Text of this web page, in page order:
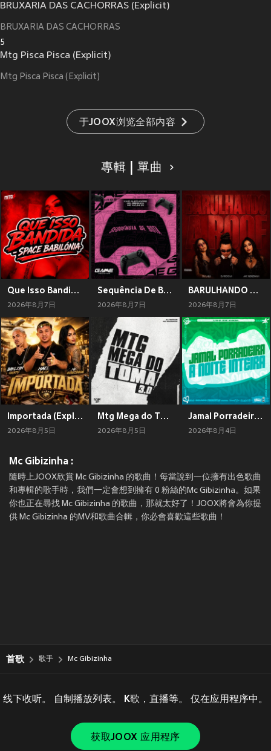
BRUXARIA DAS CACHORRAS (Explicit)
BRUXARIA DAS CACHORRAS
5
Mtg Pisca Pisca (Explicit)
Mtg Pisca Pisca (Explicit)
于JOOX浏览全部内容
專輯 | 單曲
Que Isso Bandida - Space Babilónia (Explicit)
2026年8月7日
Sequência De Bota (Explicit)
2026年8月7日
BARULHANDO A ROOF (Explicit)
2026年8月7日
Importada (Explicit)
2026年8月5日
Mtg Mega do Toma 3.0 (Explicit)
2026年8月5日
Jamal Porradeira A Noite Inteira (Explicit)
2026年8月4日
Mc Gibizinha :
隨時上JOOX欣賞 Mc Gibizinha 的歌曲！每當說到一位擁有出色歌曲
和專輯的歌手時，我們一定會想到擁有 0 粉絲的Mc Gibizinha。如果
你也正在尋找 Mc Gibizinha 的歌曲，那就太好了！JOOX將會為你提
供 Mc Gibizinha 的MV和歌曲合輯，你必會喜歡這些歌曲！
首歌 歌手 Mc Gibizinha
线下收听。 自制播放列表。 K歌，直播等。 仅在应用程序中。
获取JOOX 应用程序